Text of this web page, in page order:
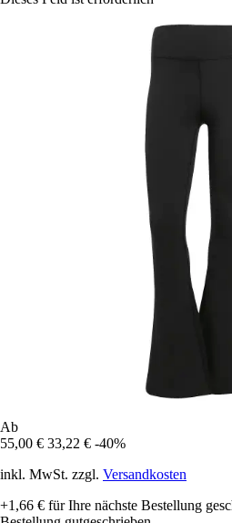
Ab
55,00 € 33,22 € -40%
inkl. MwSt. zzgl. Versandkosten
+1,66 € für Ihre nächste Bestellung